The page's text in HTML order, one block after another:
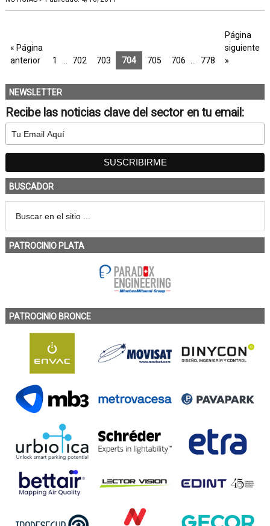
« Página
anterior
1 702 703 704 705 706 778
Página
siguiente
»
NEWSLETTER
Recibe las noticias clave del sector en tu email:
BUSCADOR
PATROCINIO PLATA
PATROCINIO BRONCE